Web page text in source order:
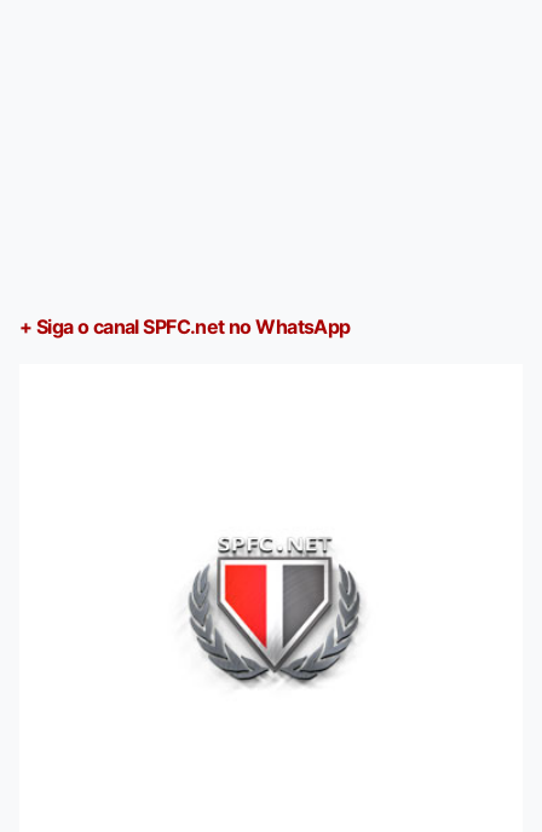
+ Siga o canal SPFC.net no WhatsApp